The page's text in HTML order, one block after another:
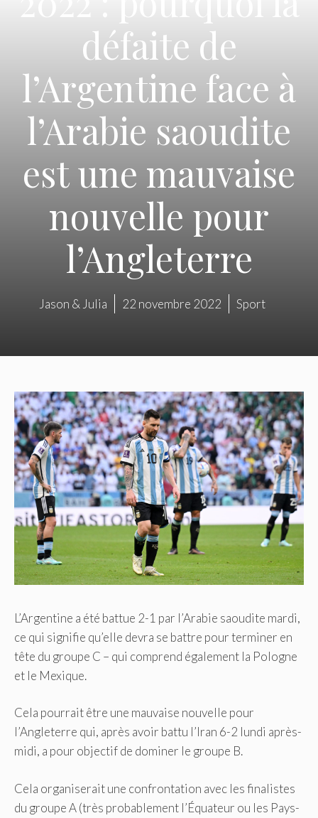
défaite de
l’Argentine face à
l’Arabie saoudite
est une mauvaise
nouvelle pour
l’Angleterre
Jason & Julia 22 novembre 2022 Sport
L’Argentine a été battue 2-1 par l’Arabie saoudite mardi,
ce qui signifie qu’elle devra se battre pour terminer en
tête du groupe C – qui comprend également la Pologne
et le Mexique.
Cela pourrait être une mauvaise nouvelle pour
l’Angleterre qui, après avoir battu l’Iran 6-2 lundi après-
midi, a pour objectif de dominer le groupe B.
Cela organiserait une confrontation avec les finalistes
du groupe A (très probablement l’Équateur ou les Pays-